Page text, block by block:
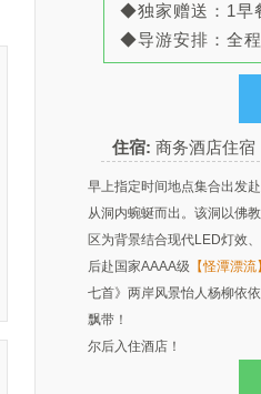
◆独家赠送：1早
◆导游安排：全
住宿: 商务酒店住宿
早上指定时间地点集合出发
从洞内蜿蜒而出。该洞以佛
区为背景结合现代LED灯效
后赴国家AAAA级 【怪潭漂流
七首》两岸风景怡人杨柳依
飘带！
尔后入住酒店！